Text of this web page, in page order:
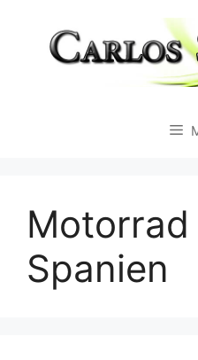
springen
Motorrad
Spanien